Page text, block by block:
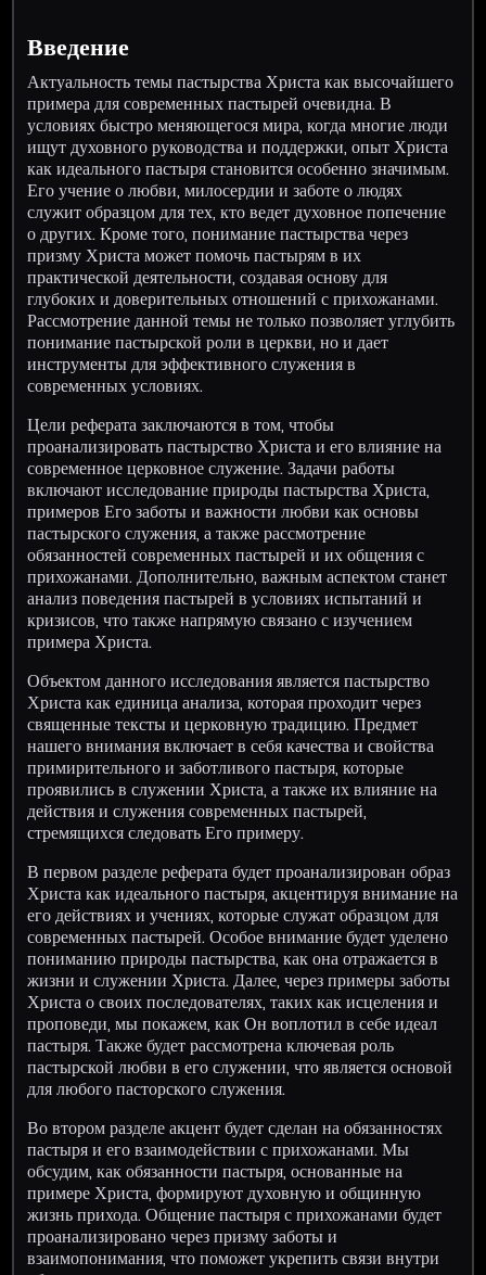
Введение
Актуальность темы пастырства Христа как высочайшего
примера для современных пастырей очевидна. В
условиях быстро меняющегося мира, когда многие люди
ищут духовного руководства и поддержки, опыт Христа
как идеального пастыря становится особенно значимым.
Его учение о любви, милосердии и заботе о людях
служит образцом для тех, кто ведет духовное попечение
о других. Кроме того, понимание пастырства через
призму Христа может помочь пастырям в их
практической деятельности, создавая основу для
глубоких и доверительных отношений с прихожанами.
Рассмотрение данной темы не только позволяет углубить
понимание пастырской роли в церкви, но и дает
инструменты для эффективного служения в
современных условиях.
Цели реферата заключаются в том, чтобы
проанализировать пастырство Христа и его влияние на
современное церковное служение. Задачи работы
включают исследование природы пастырства Христа,
примеров Его заботы и важности любви как основы
пастырского служения, а также рассмотрение
обязанностей современных пастырей и их общения с
прихожанами. Дополнительно, важным аспектом станет
анализ поведения пастырей в условиях испытаний и
кризисов, что также напрямую связано с изучением
примера Христа.
Объектом данного исследования является пастырство
Христа как единица анализа, которая проходит через
священные тексты и церковную традицию. Предмет
нашего внимания включает в себя качества и свойства
примирительного и заботливого пастыря, которые
проявились в служении Христа, а также их влияние на
действия и служения современных пастырей,
стремящихся следовать Его примеру.
В первом разделе реферата будет проанализирован образ
Христа как идеального пастыря, акцентируя внимание на
его действиях и учениях, которые служат образцом для
современных пастырей. Особое внимание будет уделено
пониманию природы пастырства, как она отражается в
жизни и служении Христа. Далее, через примеры заботы
Христа о своих последователях, таких как исцеления и
проповеди, мы покажем, как Он воплотил в себе идеал
пастыря. Также будет рассмотрена ключевая роль
пастырской любви в его служении, что является основой
для любого пасторского служения.
Во втором разделе акцент будет сделан на обязанностях
пастыря и его взаимодействии с прихожанами. Мы
обсудим, как обязанности пастыря, основанные на
примере Христа, формируют духовную и общинную
жизнь прихода. Общение пастыря с прихожанами будет
проанализировано через призму заботы и
взаимопонимания, что поможет укрепить связи внутри